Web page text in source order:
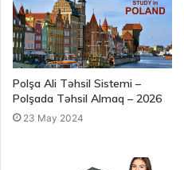
Polşa Ali Təhsil Sistemi –
Polşada Təhsil Almaq – 2026
23 May 2024